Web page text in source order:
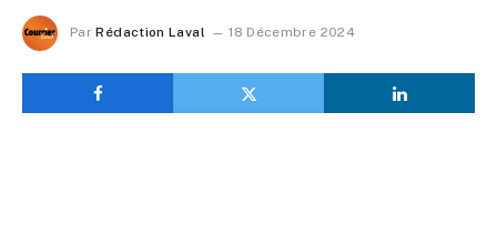
Par Rédaction Laval 18 Décembre 2024